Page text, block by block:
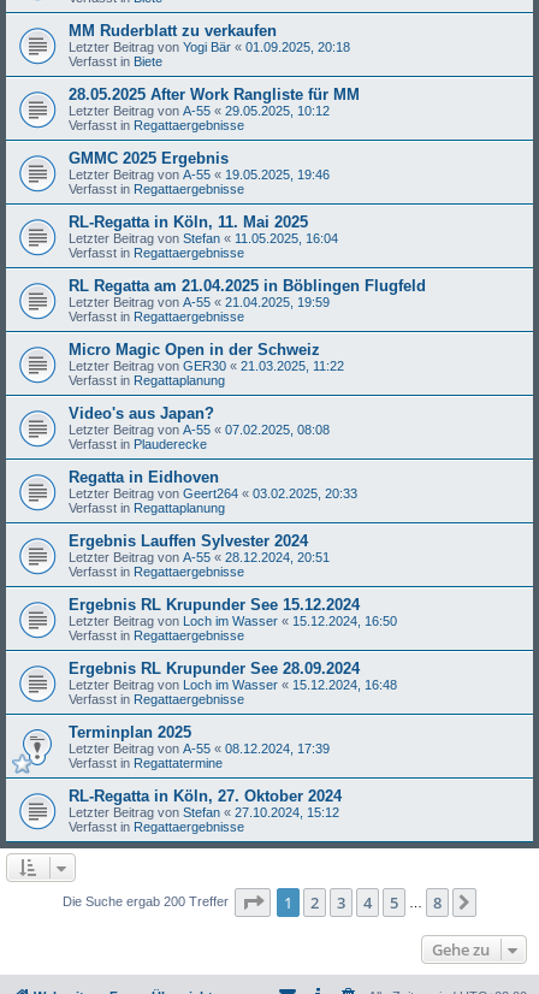
MM Ruderblatt zu verkaufen
Letzter Beitrag von Yogi Bär « 01.09.2025, 20:18
Verfasst in Biete
28.05.2025 After Work Rangliste für MM
Letzter Beitrag von A-55 « 29.05.2025, 10:12
Verfasst in Regattaergebnisse
GMMC 2025 Ergebnis
Letzter Beitrag von A-55 « 19.05.2025, 19:46
Verfasst in Regattaergebnisse
RL-Regatta in Köln, 11. Mai 2025
Letzter Beitrag von Stefan « 11.05.2025, 16:04
Verfasst in Regattaergebnisse
RL Regatta am 21.04.2025 in Böblingen Flugfeld
Letzter Beitrag von A-55 « 21.04.2025, 19:59
Verfasst in Regattaergebnisse
Micro Magic Open in der Schweiz
Letzter Beitrag von GER30 « 21.03.2025, 11:22
Verfasst in Regattaplanung
Video's aus Japan?
Letzter Beitrag von A-55 « 07.02.2025, 08:08
Verfasst in Plauderecke
Regatta in Eidhoven
Letzter Beitrag von Geert264 « 03.02.2025, 20:33
Verfasst in Regattaplanung
Ergebnis Lauffen Sylvester 2024
Letzter Beitrag von A-55 « 28.12.2024, 20:51
Verfasst in Regattaergebnisse
Ergebnis RL Krupunder See 15.12.2024
Letzter Beitrag von Loch im Wasser « 15.12.2024, 16:50
Verfasst in Regattaergebnisse
Ergebnis RL Krupunder See 28.09.2024
Letzter Beitrag von Loch im Wasser « 15.12.2024, 16:48
Verfasst in Regattaergebnisse
Terminplan 2025
Letzter Beitrag von A-55 « 08.12.2024, 17:39
Verfasst in Regattatermine
RL-Regatta in Köln, 27. Oktober 2024
Letzter Beitrag von Stefan « 27.10.2024, 15:12
Verfasst in Regattaergebnisse
Die Suche ergab 200 Treffer Seite 1von
1 2 3 4 5 8
Gehe zu